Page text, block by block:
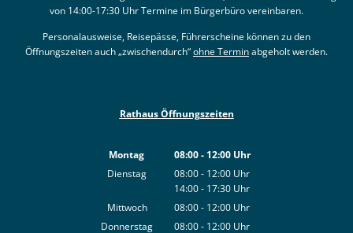
von 14:00-17:30 Uhr Termine im Bürgerbüro vereinbaren.
Personalausweise, Reisepässe, Führerscheine können zu den
Öffnungszeiten auch „zwischendurch“ohne Terminabgeholt werden.
Rathaus Öffnungszeiten
Montag 08:00- 12:00Uhr
Von 08:00 bis 12:00 Uhr
Dienstag 08:00- 12:00 Uhr
Von 08:00 bis 12:00 Uhr
14:00- 17:30 Uhr
Von 14:00 bis 17:30 Uhr
Mittwoch 08:00- 12:00 Uhr
Von 08:00 bis 12:00 Uhr
Donnerstag 08:00- 12:00 Uhr